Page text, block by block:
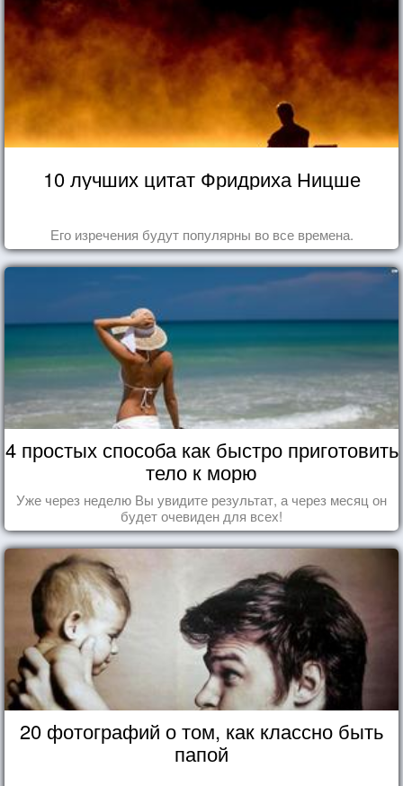
10 лучших цитат Фридриха Ницше
Его изречения будут популярны во все времена.
4 простых способа как быстро приготовить
тело к морю
Уже через неделю Вы увидите результат, а через месяц он
будет очевиден для всех!
20 фотографий о том, как классно быть
папой